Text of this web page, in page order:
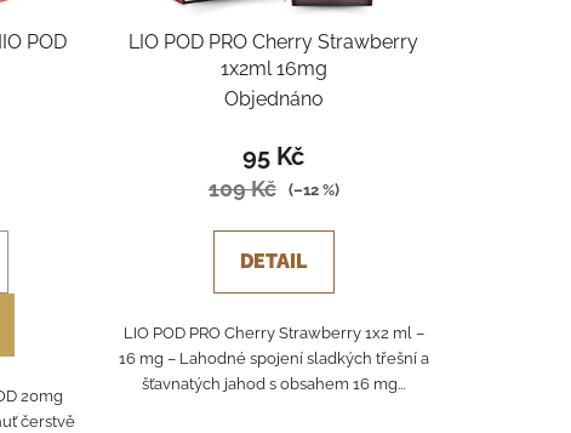
POD
20mg
čerstvě
LIO POD PRO Cherry Strawberry
1x2ml 16mg
Objednáno
95 Kč
109 Kč (–12 %)
DETAIL
LIO POD PRO Cherry Strawberry 1x2 ml –
16 mg – Lahodné spojení sladkých třešní a
šťavnatých jahod s obsahem 16 mg...